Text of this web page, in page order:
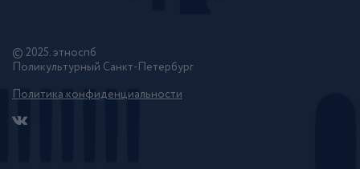
© 2025. этноспб
Поликультурный Санкт-Петербург
Политика конфиденциальности